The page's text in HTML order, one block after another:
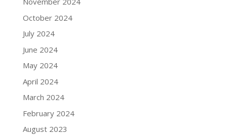
October 2024
July 2024
June 2024
May 2024
April 2024
March 2024
February 2024
August 2023